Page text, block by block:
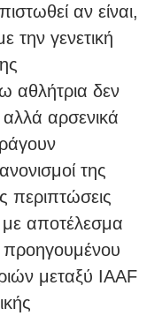
αν είναι,
την γενετική
αθλήτρια δεν
αρσενικά
της
περιπτώσεις
αποτέλεσμα
προηγουμένου
μεταξύ IAAF